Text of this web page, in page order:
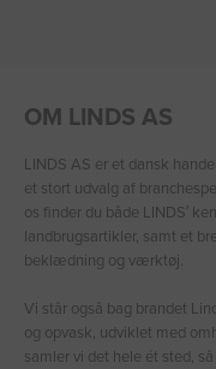
OM LINDS AS
LINDS AS er et dansk
et stort udvalg af
os finder du både LINDS′
landbrugsartikler, samt et
beklædning og værktøj.
Vi står også bag brandet
og opvask, udviklet med
samler vi det hele ét sted,